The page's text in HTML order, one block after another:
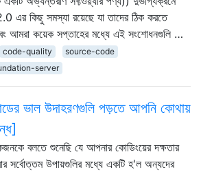
এর কিছু সমস্যা রয়েছে যা তাদের ঠিক করতে
আমরা কয়েক সপ্তাহের মধ্যে এই সংশোধনগুলি …
code-quality
source-code
server
ভাল উদাহরণগুলি পড়তে আপনি কোথায়
বলতে শুনেছি যে আপনার কোডিংয়ের দক্ষতার
সর্বোত্তম উপায়গুলির মধ্যে একটি হ'ল অন্যদের